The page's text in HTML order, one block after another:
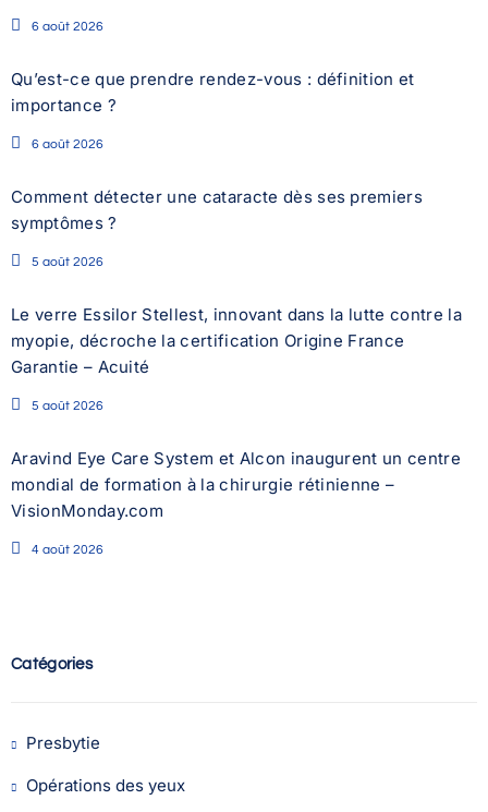
6 août 2026
Qu’est-ce que prendre rendez-vous : définition et
importance ?
6 août 2026
Comment détecter une cataracte dès ses premiers
symptômes ?
5 août 2026
Le verre Essilor Stellest, innovant dans la lutte contre la
myopie, décroche la certification Origine France
Garantie – Acuité
5 août 2026
Aravind Eye Care System et Alcon inaugurent un centre
mondial de formation à la chirurgie rétinienne –
VisionMonday.com
4 août 2026
Catégories
Presbytie
Opérations des yeux